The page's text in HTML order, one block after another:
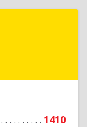
1410
Подробнее